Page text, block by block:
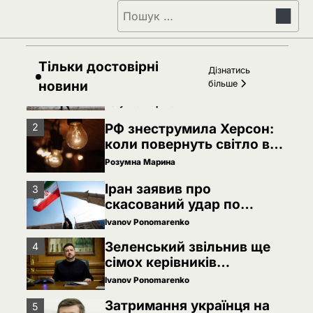
Пошук:
Тільки достовірні
новини
Дізнатись
більше
Затримання українця на
кордоні Польщі: МЗС
України вимагає
консульського доступу
Ivanov Ponomarenko
РФ готує удари по НАТО
українськими дронами
2
РФ знеструмила Херсон:
коли повернуть світло в
оселі
Розумна Марина
3
Іран заявив про
скасований удар по
Україні після контактів
Ivanov Ponomarenko
4
Зеленський звільнив ще
сімох керівників
дипломатичних місій
Ivanov Ponomarenko
5
Затримання українця на